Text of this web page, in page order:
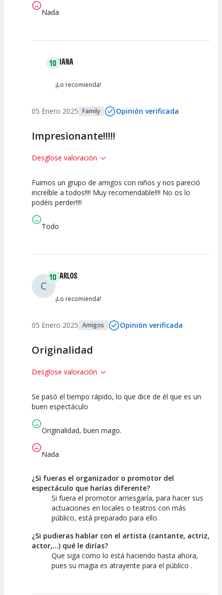
Nada
10DIANA
¡Lo recomienda!
05 Enero 2025 Family Opinión verificada
Impresionante!!!!!
Desglose valoración
10
Calidad del
10
Puesta en
10
Fuimos un grupo de amigos con niños y nos pareció
increíble a todos!!!! Muy recomendable!!!! No os lo
podéis perder!!!!
Todo
C
10CARLOS
¡Lo recomienda!
05 Enero 2025 Amigos Opinión verificada
Originalidad
Desglose valoración
10
Espectáculo
10
Escena
10
Se pasó el tiempo rápido, lo que dice de él que es un
buen espectáculo
Originalidad, buen mago.
Nada
¿Si fueras el organizador o promotor del
espectáculo que harías diferente?
Si fuera el promotor arriesgaría, para hacer sus
actuaciones en locales o teatros con más
público, está preparado para ello.
¿Si pudieras hablar con el artista (cantante, actriz,
actor,...) qué le dirías?
Que siga como lo está haciendo hasta ahora,
pues su magia es atrayente para el público .